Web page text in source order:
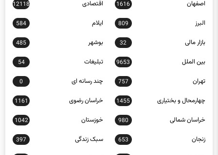
البرز 809 ایلام 584
بازار مالی 32 بوشهر 485
بین الملل 9653 تبلیغات 54
تهران 757 چند رسانه ای 0
چهارمحال و بختیاری 1455 خراسان رضوی 1161
خراسان شمالی 980 خوزستان 1042
زنجان 653 سبک زندگی 397
سلامت 4883 سمنان 1185